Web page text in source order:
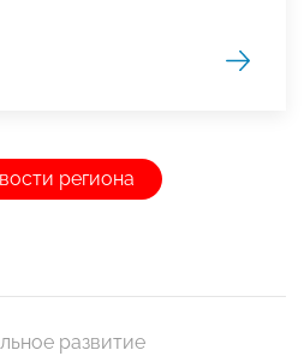
региона
развитие